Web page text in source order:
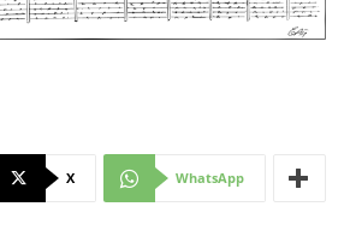
X WhatsApp